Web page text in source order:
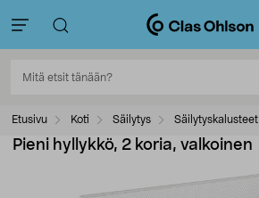
Etusivu Koti Säilytys Säilytyskalusteet
Pieni hyllykkö, 2 koria, valkoinen